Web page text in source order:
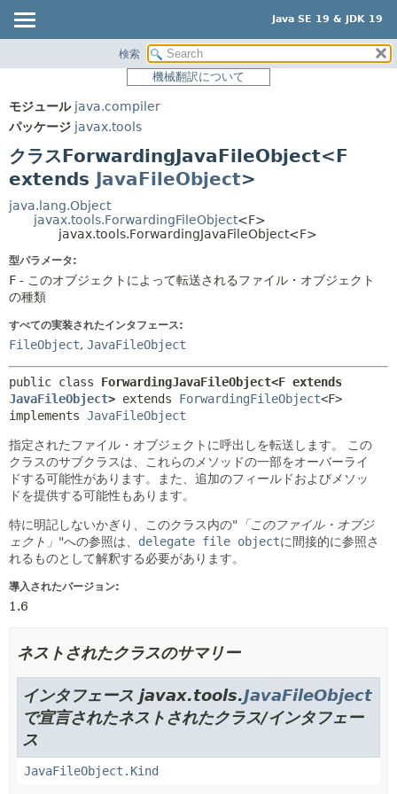
Java SE 19 & JDK 19
パッケージ
使用
プレビュー
非推奨
索引
ヘルプ
サマリー:
ネスト済
メソッド
フィールド
メソッド
検索
機械翻訳について
モジュール java.compiler
パッケージ javax.tools
クラスForwardingJavaFileObject<F
extends JavaFileObject>
java.lang.Object
javax.tools.ForwardingFileObject<F>
javax.tools.ForwardingJavaFileObject<F>
型パラメータ:
F - このオブジェクトによって転送されるファイル・オブジェクト
の種類
すべての実装されたインタフェース:
FileObject, JavaFileObject
public class
JavaFileObject> extends ForwardingFileObject<F>
implements JavaFileObject
指定されたファイル・オブジェクトに呼出しを転送します。
この
クラスのサブクラスは、これらのメソッドの一部をオーバーライ
ドする可能性があります。また、追加のフィールドおよびメソッ
ドを提供する可能性もあります。
特に明記しないかぎり、このクラス内の" 「このファイル・オブジ
ェクト」 "への参照は、 delegate file objectに間接的に参照さ
れるものとして解釈する必要があります。
導入されたバージョン:
1.6
ネストされたクラスのサマリー
インタフェース javax.tools.JavaFileObject
で宣言されたネストされたクラス/インタフェー
ス
JavaFileObject.Kind